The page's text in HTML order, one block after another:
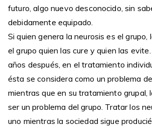
futuro, algo nuevo desconocido, sin
debidamente equipado.
Si quien genera la neurosis es el grupo,
el grupo quien las cure y quien las
años después, en el tratamiento
ésta se considera como un problema
mientras que en su tratamiento grupal,
ser un problema del grupo. Tratar los
uno mientras la sociedad sigue